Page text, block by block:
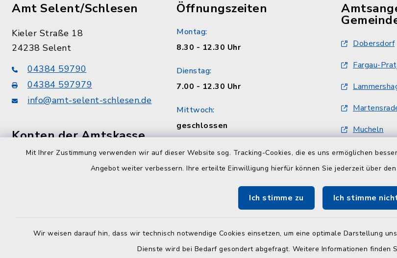
Mit Ihrer Zustimmung verwenden wir auf dieser Website sog. Tracking-Cookies, die es uns ermöglichen
Angebot weiter verbessern. Ihre erteilte Einwilligung hierfür können Sie jederzeit über
Ich stimme zu Ich stimme
Wir weisen darauf hin, dass wir technisch notwendige Cookies einsetzen, um eine optimale Darstellung
Dienste wird bei Bedarf gesondert abgefragt. Weitere Informationen finden
Amt Selent/Schlesen
Kieler Straße 18
24238 Selent
04384 59790
04384 597979
info@amt-selent-schlesen.de
Konten der Amtskasse
VR Bank zwischen den Meeren eG
DE75213900080007310307
Öffnungszeiten
Montag:
8.30 - 12.30 Uhr
Dienstag:
7.00 - 12.30 Uhr
Mittwoch:
geschlossen
Donnerstag:
8.30 - 12.30 Uhr und 14.00 - 18.00
Sozialamt und Wohngeldamt nur
nach telefonischer Vereinbarung
Dobersdorf
Fargau-
Mucheln
Schlesen
Selent